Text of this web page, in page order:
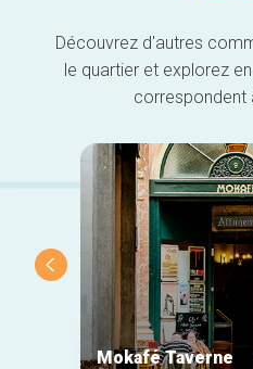
Découvrez d'autres
le quartier et explorez
correspondent
Mokafé Taverne